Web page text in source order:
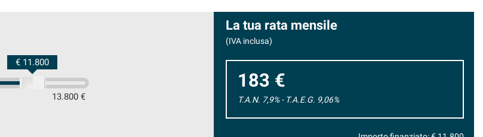
13.800 €
€ 11.800
La tua rata mensile
(IVA inclusa)
183 €
T.A.N. 7,9% - T.A.E.G. 9,06%